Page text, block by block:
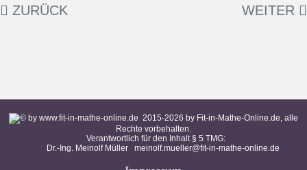
ZURÜCK WEITER
2015-2026 by Fit-in-Mathe-Online.de, alle
Rechte vorbehalten.
Verantwortlich für den Inhalt § 5 TMG:
Dr.-Ing. Meinolf Müller meinolf.mueller@fit-in-mathe-online.de